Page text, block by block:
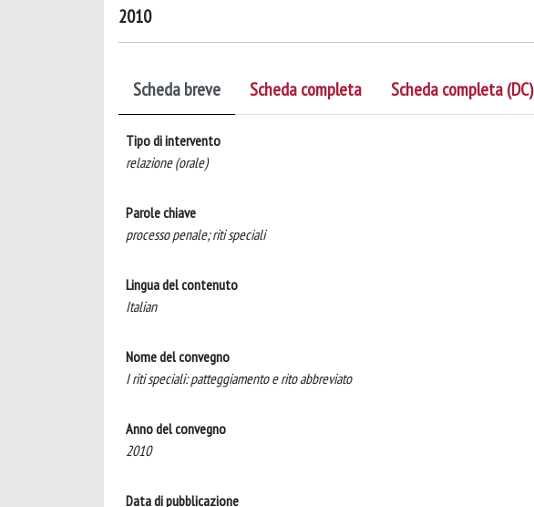
2010
Scheda breve Scheda completa Scheda completa (DC)
Tipo di intervento
relazione (orale)
Parole chiave
processo penale; riti speciali
Lingua del contenuto
Italian
Nome del convegno
I riti speciali: patteggiamento e rito abbreviato
Anno del convegno
2010
Data di pubblicazione